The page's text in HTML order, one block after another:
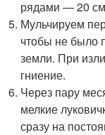
рядами — 20
Мульчируем
чтобы не было
земли. При
гниение.
Через пару
мелкие
сразу на